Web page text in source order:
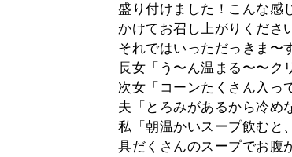
盛り付けました！こんな感
かけてお召し上がりくださ
それではいっただっきま〜
長女「う〜ん温まる〜〜ク
次女「コーンたくさん入っ
夫「とろみがあるから冷め
私「朝温かいスープ飲むと
具だくさんのスープでお腹